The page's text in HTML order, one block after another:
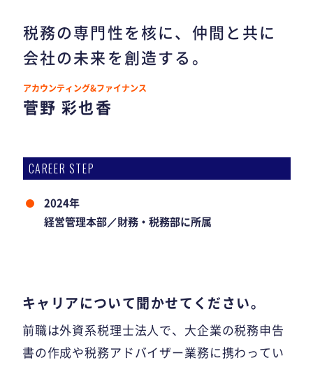
税務の専門性を核に、仲間と共に
会社の未来を創造する。
アカウンティング&ファイナンス
菅野 彩也香
CAREER STEP
2024年
経営管理本部／財務・税務部に所属
キャリアについて聞かせてください。
前職は外資系税理士法人で、大企業の税務申告
書の作成や税務アドバイザー業務に携わってい